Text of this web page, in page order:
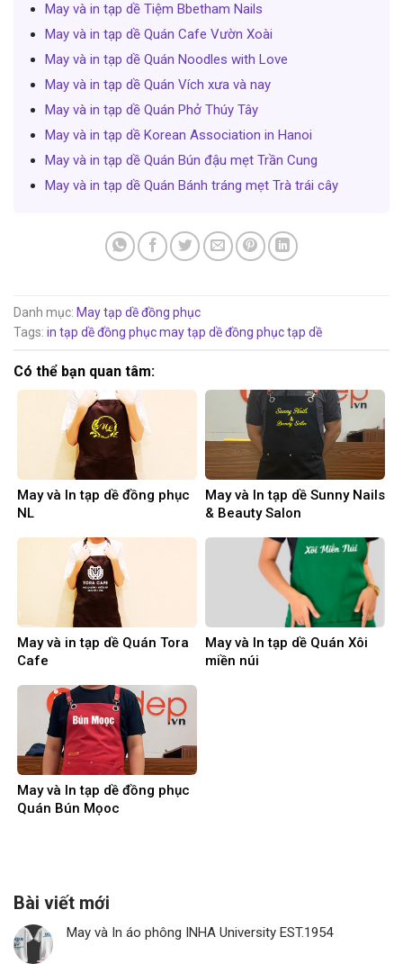
May và in tạp dề Tiệm Bbetham Nails
May và in tạp dề Quán Cafe Vườn Xoài
May và in tạp dề Quán Noodles with Love
May và in tạp dề Quán Vích xưa và nay
May và in tạp dề Quán Phở Thúy Tây
May và in tạp dề Korean Association in Hanoi
May và in tạp dề Quán Bún đậu mẹt Trần Cung
May và in tạp dề Quán Bánh tráng mẹt Trà trái cây
Danh mục: May tạp dề đồng phục
Tags: in tạp dề đồng phụcmay tạp dề đồng phụctạp dề
Có thể bạn quan tâm:
May và In tạp dề đồng phục
NL
May và In tạp dề Sunny Nails
& Beauty Salon
May và in tạp dề Quán Tora
Cafe
May và In tạp dề Quán Xôi
miền núi
May và In tạp dề đồng phục
Quán Bún Mọoc
Bài viết mới
May và In áo phông INHA University EST.1954